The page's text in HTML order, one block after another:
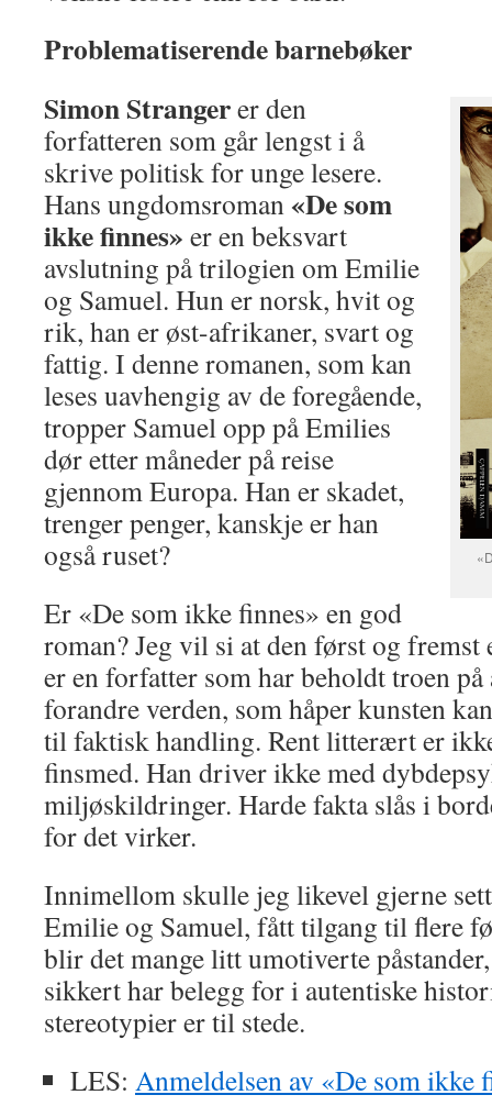
Problematiserende barnebøker
Simon Strangerer den
forfatteren som går lengst i å
skrive politisk for unge lesere.
Hans ungdomsroman «De som
ikke finnes» er en beksvart
avslutning på trilogien om Emilie
og Samuel. Hun er norsk, hvit og
rik, han er øst-afrikaner, svart og
fattig. I denne romanen, som kan
leses uavhengig av de foregående,
tropper Samuel opp på Emilies
dør etter måneder på reise
gjennom Europa. Han er skadet,
trenger penger, kanskje er han
også ruset?
Er «De som ikke finnes» en god
roman? Jeg vil si at den først og
er en forfatter som har beholdt troen
forandre verden, som håper kunsten
til faktisk handling. Rent litterært er
finsmed. Han driver ikke med
miljøskildringer. Harde fakta slås i
for det virker.
Innimellom skulle jeg likevel gjerne
Emilie og Samuel, fått tilgang til flere
blir det mange litt umotiverte
sikkert har belegg for i autentiske
stereotypier er til stede.
LES: Anmeldelsen av «De som ikke